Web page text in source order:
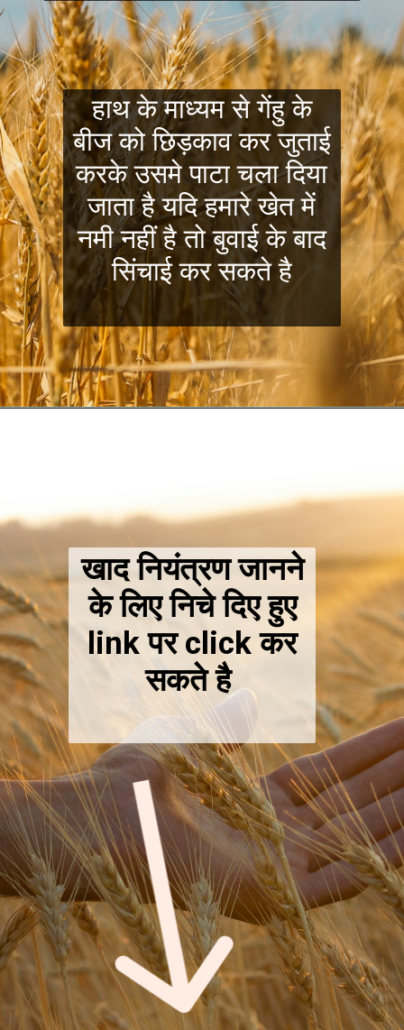
हाथ के माध्यम से गेंहु के
बीज को छिड़काव कर जुताई
करके उसमे पाटा चला दिया
जाता है यदि हमारे खेत में
नमी नहीं है तो बुवाई के बाद
सिंचाई कर सकते है
खाद नियंत्रण जानने
के लिए निचे दिए हुए
link पर click कर
सकते है